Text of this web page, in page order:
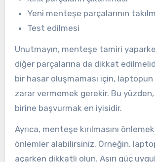
Yeni menteşe parçalarının
Test edilmesi
Unutmayın, menteşe tamiri
diğer parçalarına da dikkat
bir hasar oluşmaması için, laptopun
zarar vermemek gerekir. Bu
birine başvurmak en iyisidir.
Ayrıca, menteşe kırılmasını
önlemler alabilirsiniz. Örneğin,
açarken dikkatli olun. Aşırı güç